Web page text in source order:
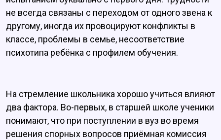
не всегда связаны с переходом от одного звена к
другому, иногда их провоцируют конфликты в
классе, проблемы в семье, несоответствие
психотипа ребёнка с профилем обучения.
На стремление школьника хорошо учиться влияют
два фактора. Во-первых, в старшей школе ученики
понимают, что при поступлении в вуз во время
решения спорных вопросов приёмная комиссия